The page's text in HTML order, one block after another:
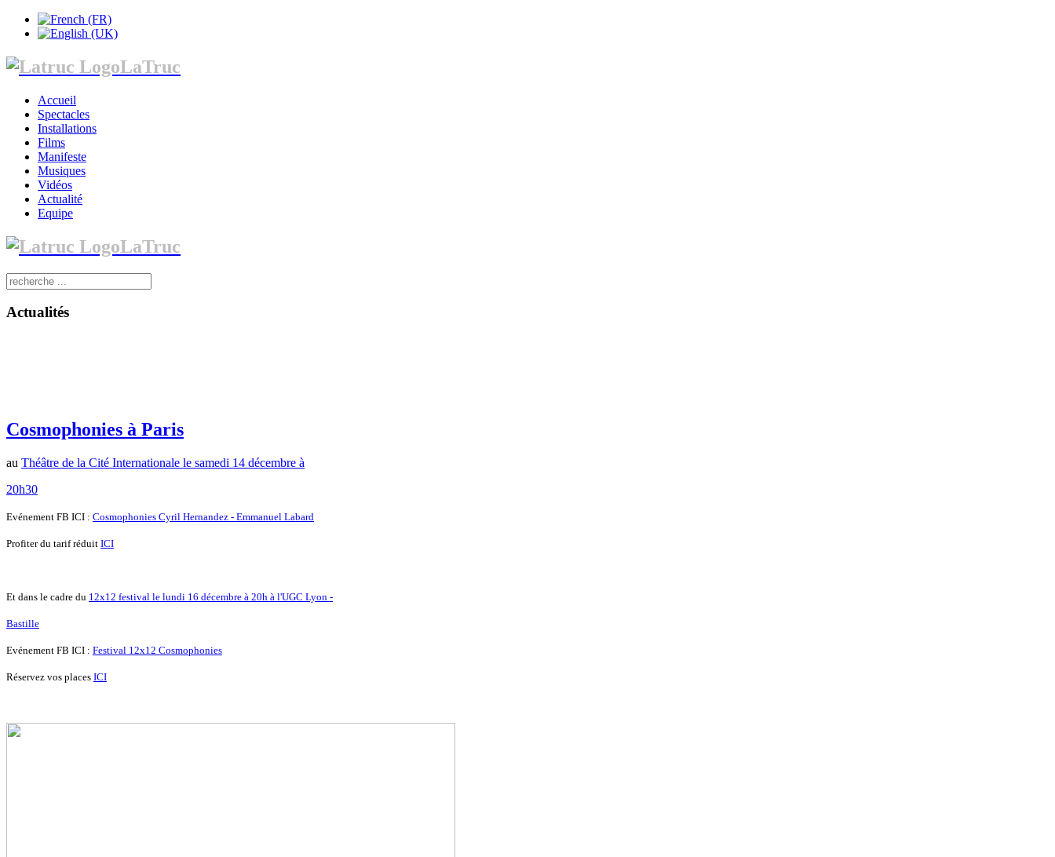
LaTruc
Accueil
Spectacles
Installations
Films
Manifeste
Musiques
Vidéos
Actualité
Equipe
LaTruc
Actualités
Cosmophonies à Paris
au Théâtre de la Cité Internationale le samedi 14 décembre à
20h30
Evénement FB ICI : Cosmophonies Cyril Hernandez - Emmanuel Labard
Profiter du tarif réduit ICI
Et dans le cadre du 12x12 festival le lundi 16 décembre à 20h à l'UGC Lyon -
Bastille
Evénement FB ICI : Festival 12x12 Cosmophonies
Réservez vos places ICI